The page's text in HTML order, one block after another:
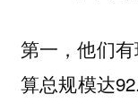
第一，他们
算总规模达